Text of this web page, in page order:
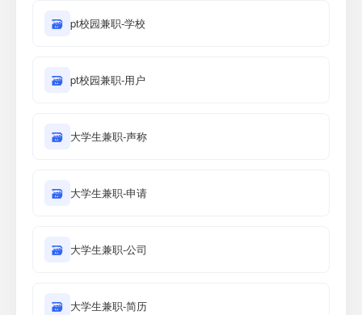
🗃 pt校园兼职-学校
🗃 pt校园兼职-用户
🗃 大学生兼职-声称
🗃 大学生兼职-申请
🗃 大学生兼职-公司
🗃 大学生兼职-简历